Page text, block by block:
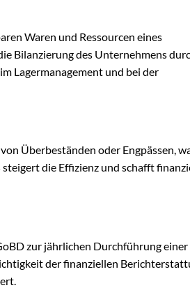
Waren und Ressourcen eines
Bilanzierung des Unternehmens
Lagermanagement und bei der
Überbeständen oder Engpässen,
die Effizienz und schafft
zur jährlichen Durchführung einer
der finanziellen